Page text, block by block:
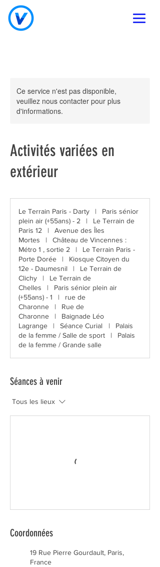
Ce service n'est pas disponible,
veuillez nous contacter pour plus
d'informations.
Activités variées en
extérieur
Le Terrain Paris - Darty |
Paris sénior
plein air (+55ans) - 2
|
Le Terrain de
Paris 12
|
Avenue des Îles
Mortes
|
Château de Vincennes :
Métro 1 , sortie 2
|
Le Terrain Paris -
Porte Dorée
|
Kiosque Citoyen du
12e - Daumesnil
|
Le Terrain de
Clichy
|
Le Terrain de
Chelles
|
Paris sénior plein air
(+55ans) - 1
|
rue de
Charonne
|
Rue de
Charonne
|
Baignade Léo
Lagrange
| Séance Curial |
Palais
de la femme / Salle de sport
|
Palais
de la femme / Grande salle
Séances à venir
Tous les lieux
Coordonnées
19 Rue Pierre Gourdault, Paris,
France